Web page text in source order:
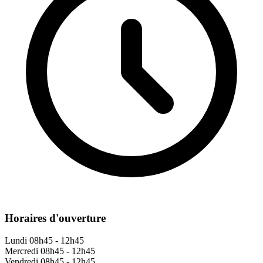
Horaires d'ouverture
Lundi 08h45 - 12h45
Mercredi 08h45 - 12h45